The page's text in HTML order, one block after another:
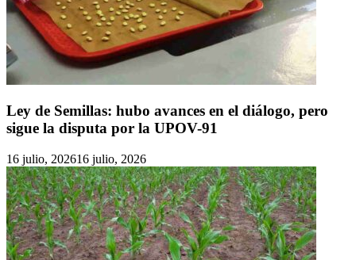
Ley de Semillas: hubo avances en el diálogo, pero
sigue la disputa por la UPOV-91
16 julio, 202616 julio, 2026